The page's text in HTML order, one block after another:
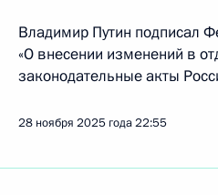
Владимир Путин подписал
«О внесении изменений в
законодательные акты
28 ноября 2025 года22:55